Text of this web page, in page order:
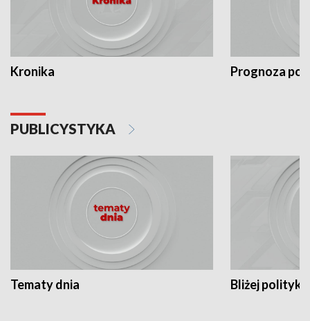
Kronika Prognoza
PUBLICYSTYKA
Tematy dnia Bliżej polityki